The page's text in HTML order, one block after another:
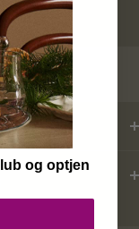
og optjen